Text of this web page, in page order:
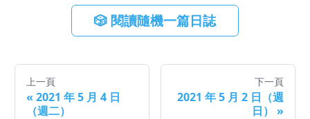
🎲 閱讀隨機一篇日誌
上一頁
« 2021 年 5 月 4 日
（週二）
下一頁
2021 年 5 月 2 日（週
日）
»